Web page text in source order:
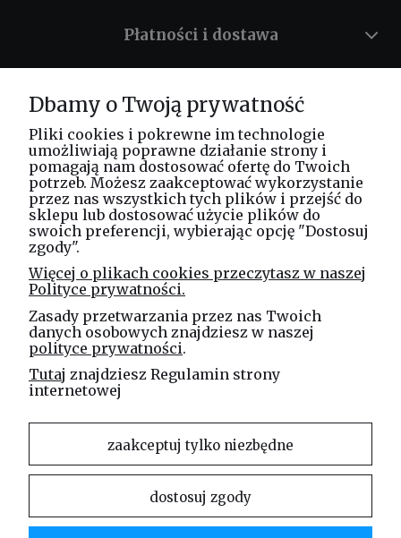
Płatności i dostawa
O nas
Masz pytania? Zadzwoń!
tel. kom. 730 994 188
Spółka Jawna
ul. Technologiczna 44
35-213 Rzeszów
e-mail
sklep@elinea.com.pl
Właścicielem niniejszej witryny internetowej jest firma Linea Jakubczyk – Kłeczek Spółka
Jawna. Zabrania się kopiowania i rozpowszechniania treści zamieszczonych na stronie bez
Dbamy o Twoją prywatność
Pliki cookies i pokrewne im technologie
umożliwiają poprawne działanie strony i
pomagają nam dostosować ofertę do Twoich
potrzeb. Możesz zaakceptować wykorzystanie
przez nas wszystkich tych plików i przejść do
sklepu lub dostosować użycie plików do
swoich preferencji, wybierając opcję "Dostosuj
zgody".
Więcej o plikach cookies przeczytasz w naszej
Polityce prywatności.
Zasady przetwarzania przez nas Twoich
danych osobowych znajdziesz w naszej
polityce prywatności.
Tutaj znajdziesz Regulamin strony
internetowej
zaakceptuj tylko niezbędne
dostosuj zgody